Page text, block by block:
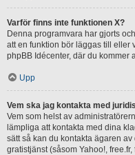
Varför finns inte funktionen X?
Denna programvara har gjorts
att en funktion bör läggas till eller
phpBB Idécenter, där du kommer
Upp
Vem ska jag kontakta med
Vem som helst av
lämpliga att kontakta med dina
sätt så kan du kontakta ägaren
gratistjänst (såsom Yahoo!,